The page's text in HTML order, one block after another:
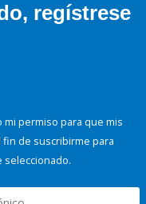
regístrese
mi permiso para que mis
de suscribirme para
seleccionado.